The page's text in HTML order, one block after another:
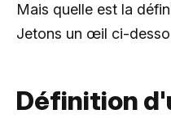
Mais quelle est la
Jetons un œil ci-
Définition